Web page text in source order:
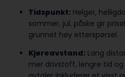
Tidspunkt: Helger,
sommer, jul, påske gir
grunnet høy etterspørsel.
Kjøreavstand: Lang
mer drivstoff, lengre tid og